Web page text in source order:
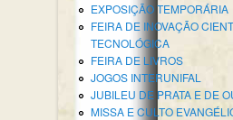
EXPOSIÇÃO TEMPORÁRIA
FEIRA DE INOVAÇÃO
TECNOLÓGICA
FEIRA DE LIVROS
JOGOS INTERUNIFAL
JUBILEU DE PRATA E DE
MISSA E CULTO